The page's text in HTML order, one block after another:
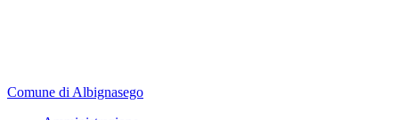
Comune di Albignasego